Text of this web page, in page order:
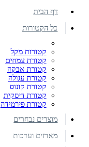
דף הבית
כל הקטורות
קטורות מקל
קטורת צמחים
קטורת אבקה
קטורת עגולה
קטורת קונוס
קטורת דיסקית
קטורת פירמידה
מוצרים נבחרים
מארזים וערכות